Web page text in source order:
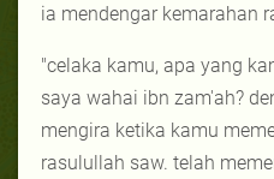
ia mendengar kemarahan
"celaka kamu, apa yang
saya wahai ibn zam'ah?
mengira ketika kamu
rasulullah saw. telah